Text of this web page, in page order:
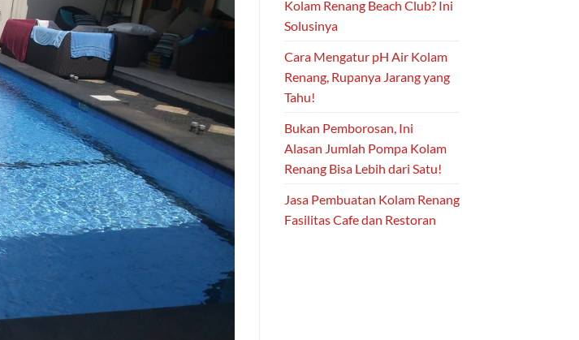
Kolam Renang Beach Club? Ini
Solusinya
Cara Mengatur pH Air Kolam
Renang, Rupanya Jarang yang
Tahu!
Bukan Pemborosan, Ini
Alasan Jumlah Pompa Kolam
Renang Bisa Lebih dari Satu!
Jasa Pembuatan Kolam Renang
Fasilitas Cafe dan Restoran